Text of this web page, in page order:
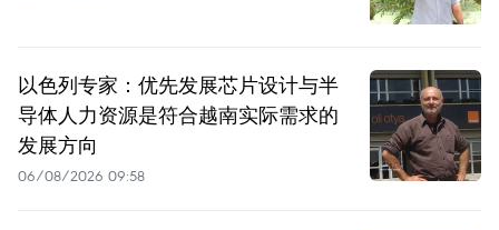
以色列专家：优先发展芯片设计与半
导体人力资源是符合越南实际需求的
发展方向
06/08/2026 09:58